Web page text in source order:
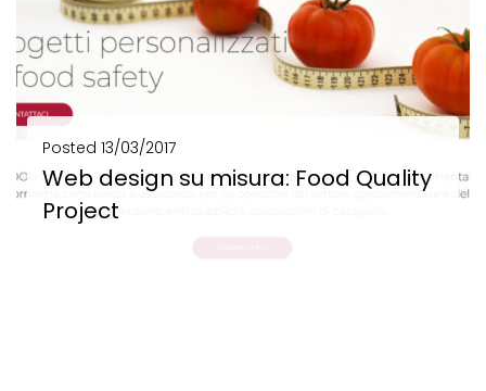
Posted 13/03/2017
Web design su misura: Food Quality
Project